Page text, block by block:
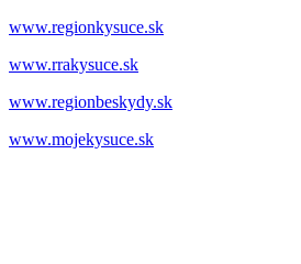
www.regionkysuce.sk
www.rrakysuce.sk
www.regionbeskydy.sk
www.mojekysuce.sk